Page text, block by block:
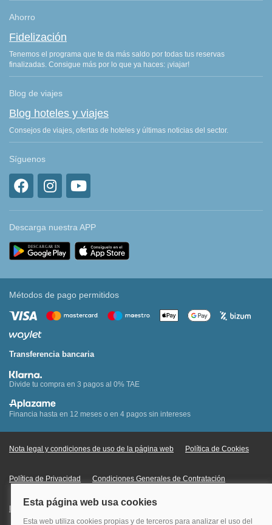
Ahorro
Fidelización
Tenemos el programa que te da más saldo por todas tus reservas
finalizadas. Consigue más por lo que ya haces: ¡viajar!
Blog de viajes
Blog hoteles y viajes
Consejos de viajes, ofertas de hoteles y últimas noticias del sector.
Síguenos
Descarga nuestra APP
Métodos de pago permitidos
Transferencia bancaria
Divide tu compra en 3 pagos al 0% TAE
Financia hasta en 12 meses o en 4 pagos sin intereses
Nota legal y condiciones de uso de la página web Política de Cookies
Política de Privacidad Condiciones Generales de Contratación
Información Legal sobre Mercados en Línea